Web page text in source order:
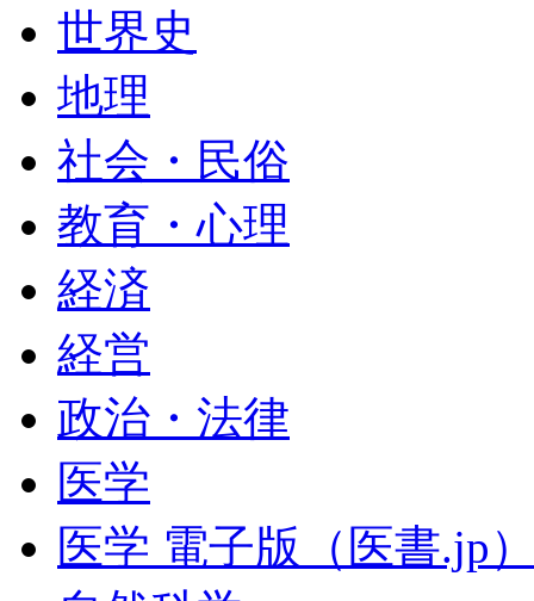
世界史
地理
社会・民俗
教育・心理
経済
経営
政治・法律
医学
医学 電子版（医書.jp